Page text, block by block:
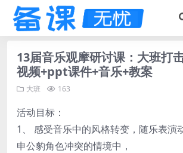
13届音乐观摩研讨课：大班打
视频+ppt课件+音乐+教案
大班 163
活动目标：
1、 感受音乐中的风格转变，随乐表演
申公豹角色冲突的情境中，